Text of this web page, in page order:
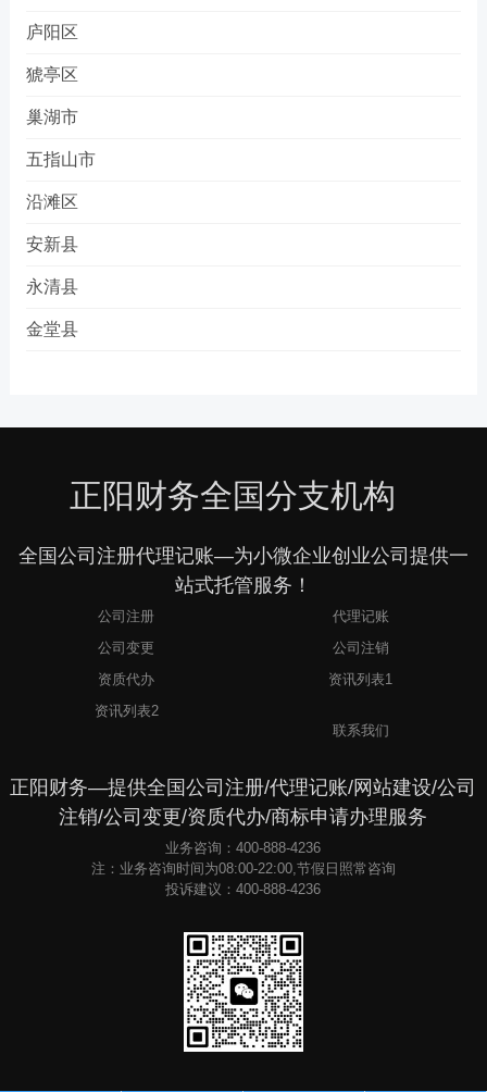
庐阳区
猇亭区
巢湖市
五指山市
沿滩区
安新县
永清县
金堂县
正阳财务全国分支机构
全国公司注册代理记账—为小微企业创业公司提供一
站式托管服务！
公司注册
代理记账
公司变更
公司注销
资质代办
资讯列表1
资讯列表2
联系我们
正阳财务—提供全国公司注册/代理记账/网站建设/公司
注销/公司变更/资质代办/商标申请办理服务
业务咨询：400-888-4236
注：业务咨询时间为08:00-22:00,节假日照常咨询
投诉建议：400-888-4236